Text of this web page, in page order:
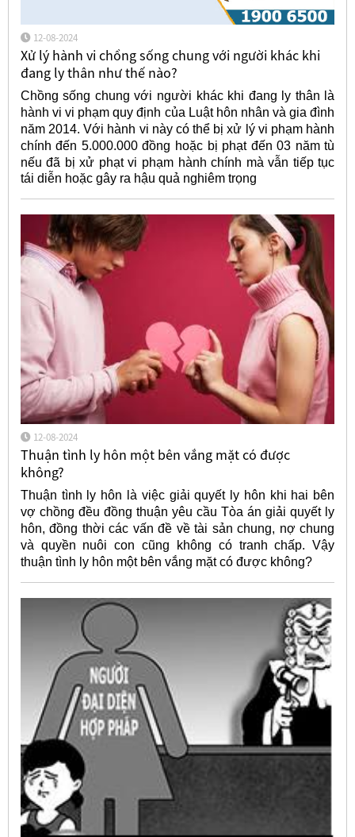
12-08-2024
Xử lý hành vi chồng sống chung với người khác khi
đang ly thân như thế nào?
Chồng sống chung với người khác khi đang ly thân là
hành vi vi phạm quy định của Luật hôn nhân và gia đình
năm 2014. Với hành vi này có thể bị xử lý vi phạm hành
chính đến 5.000.000 đồng hoặc bị phạt đến 03 năm tù
nếu đã bị xử phạt vi phạm hành chính mà vẫn tiếp tục
tái diễn hoặc gây ra hậu quả nghiêm trọng
12-08-2024
Thuận tình ly hôn một bên vắng mặt có được
không?
Thuận tình ly hôn là việc giải quyết ly hôn khi hai bên
vợ chồng đều đồng thuận yêu cầu Tòa án giải quyết ly
hôn, đồng thời các vấn đề về tài sản chung, nợ chung
và quyền nuôi con cũng không có tranh chấp. Vậy
thuận tình ly hôn một bên vắng mặt có được không?